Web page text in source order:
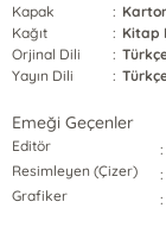
Kapak
:
Kağıt
: Kitap
Orjinal Dili
:
Yayın Dili
:
Emeği Geçenler
Editör :
Resimleyen (Çizer)
:
Grafiker
: